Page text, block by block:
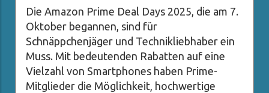
Die Amazon Prime Deal Days 2025, die am 7.
Oktober begannen, sind für
Schnäppchenjäger und Technikliebhaber ein
Muss. Mit bedeutenden Rabatten auf eine
Vielzahl von Smartphones haben Prime-
Mitglieder die Möglichkeit, hochwertige